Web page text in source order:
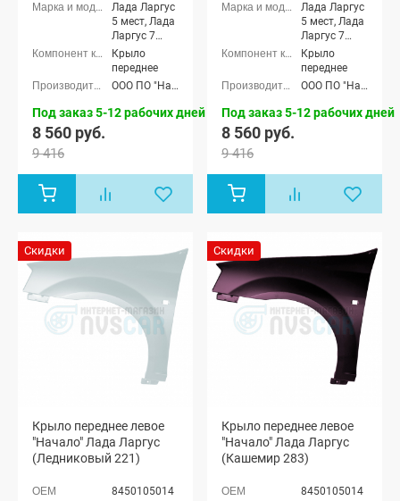
Лада Ларгус
5 мест, Лада
Ларгус 7
мест
Крыло
переднее
ООО ПО "Начало"
Под заказ 5-12 рабочих дней
8 560 руб.
9 416
Лада Ларгус
5 мест, Лада
Ларгус 7
мест
Крыло
переднее
ООО ПО "Начало"
Под заказ 5-12 рабочих дней
8 560 руб.
9 416
Скидки
Крыло переднее левое
"Начало" Лада Ларгус
(Ледниковый 221)
8450105014
Скидки
Крыло переднее левое
"Начало" Лада Ларгус
(Кашемир 283)
8450105014